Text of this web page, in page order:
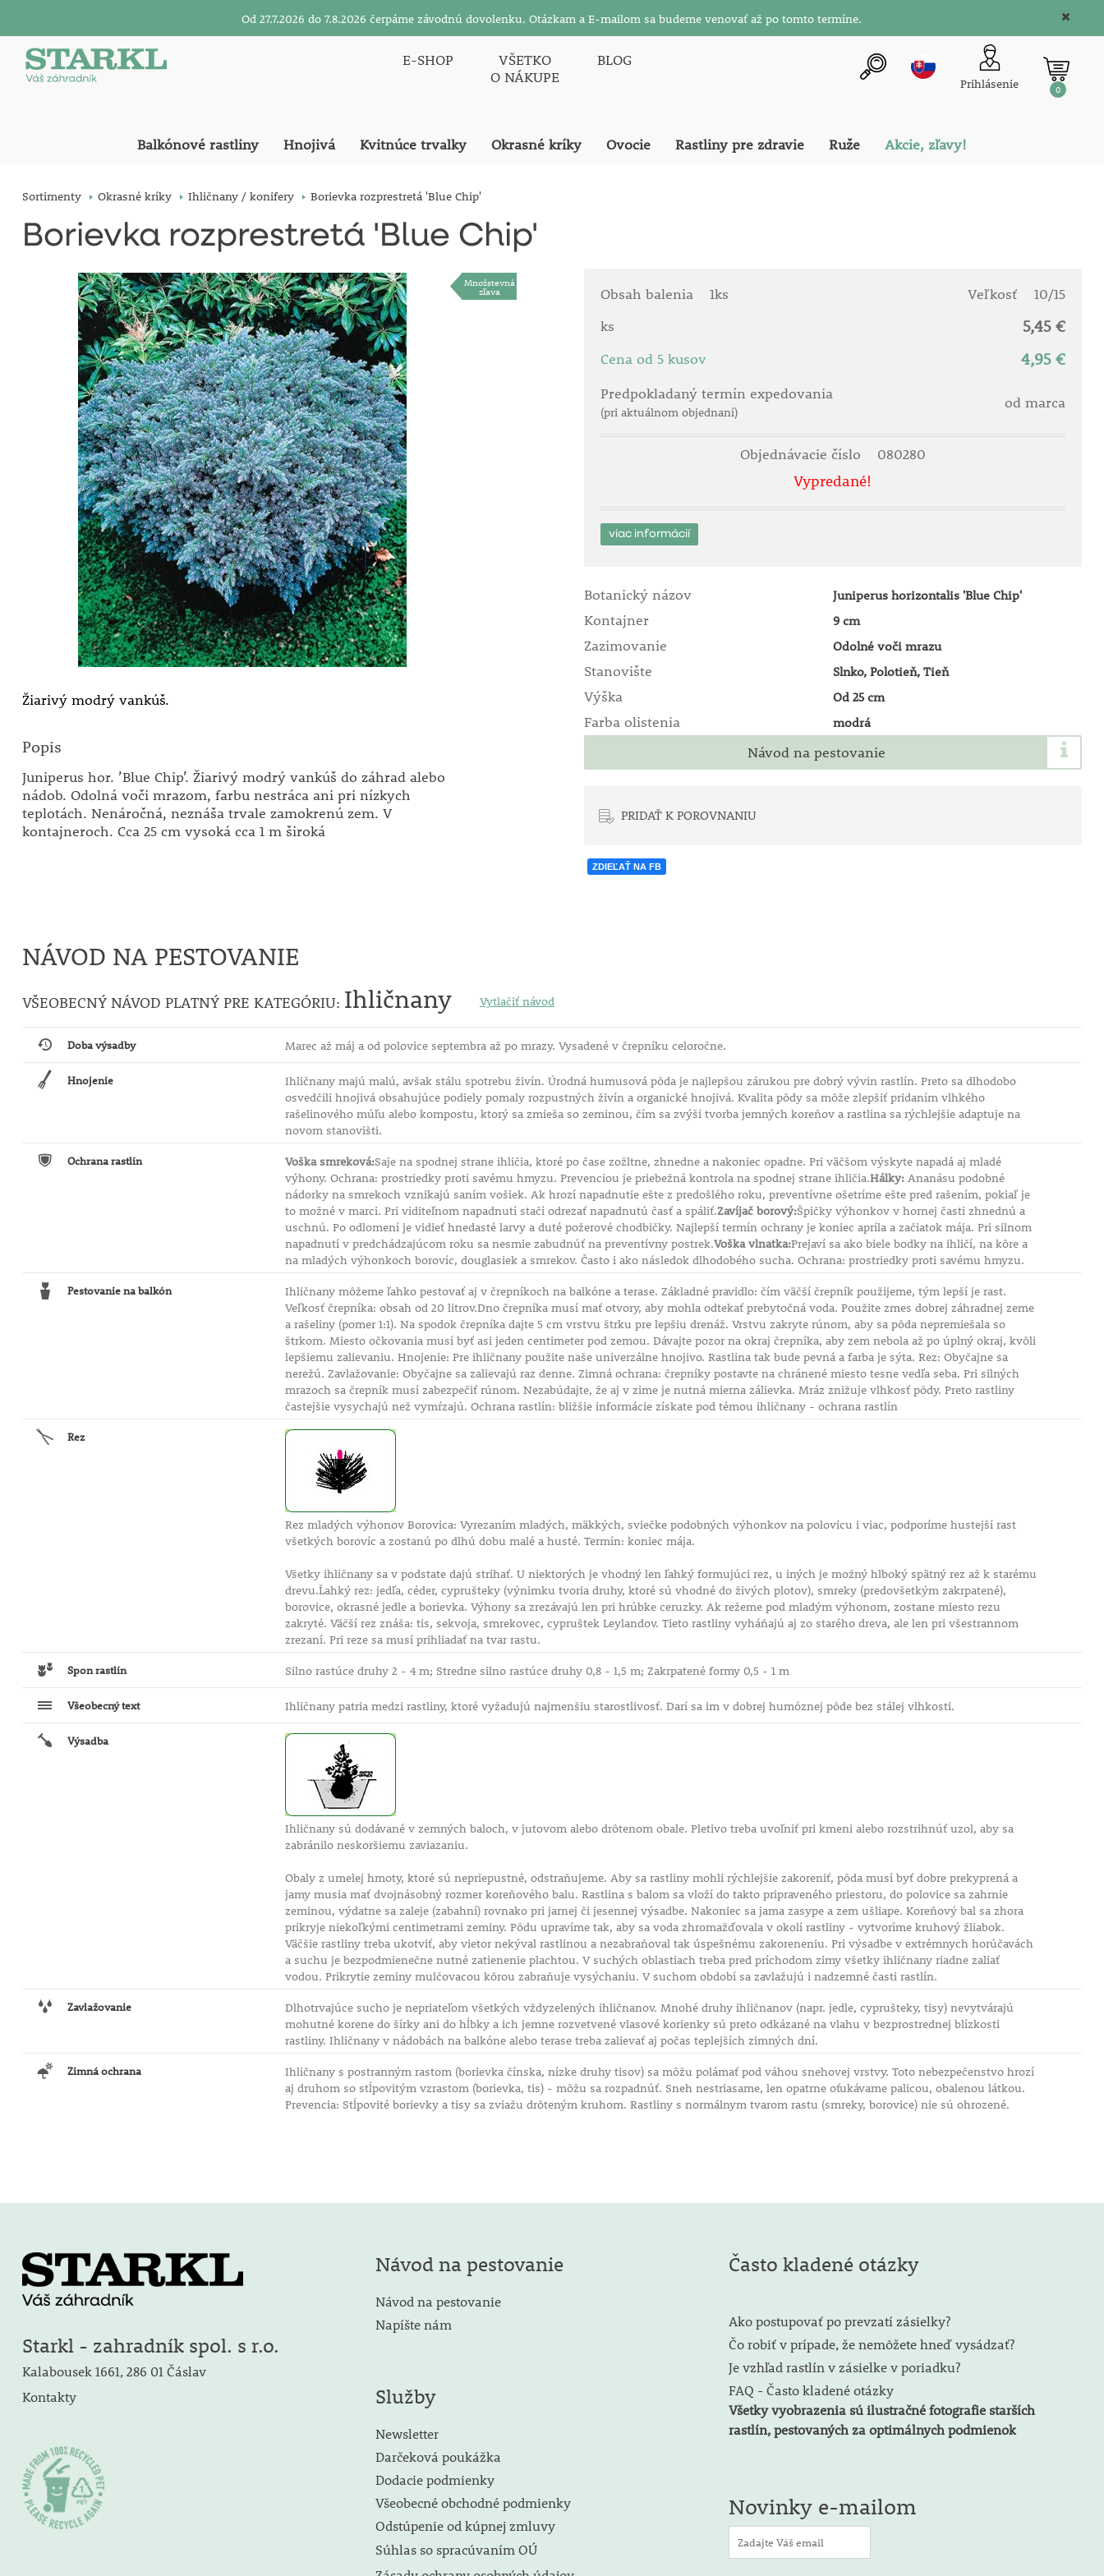
Od 27.7.2026 do 7.8.2026 čerpáme závodnú dovolenku. Otázkam a E-mailom sa budeme venovať až po tomto termíne.
E-SHOP
VŠETKO
O NÁKUPE
BLOG
Prihlásenie 0
Balkónové rastliny Hnojivá Kvitnúce trvalky Okrasné kríky Ovocie Rastliny pre zdravie Ruže Akcie, zľavy!
Sortimenty Okrasné kríky Ihličnany / konifery Borievka rozprestretá 'Blue Chip'
Borievka rozprestretá 'Blue Chip'
Množstevná
zľava
Žiarivý modrý vankúš.
Popis
Juniperus hor. ’Blue Chip’. Žiarivý modrý vankúš do záhrad alebo
nádob. Odolná voči mrazom, farbu nestráca ani pri nízkych
teplotách. Nenáročná, neznáša trvale zamokrenú zem. V
kontajneroch. Cca 25 cm vysoká cca 1 m široká
Obsah balenia 1ks Veľkosť
10/15
ks
5,45 €
Cena od 5 kusov 4,95 €
Predpokladaný termín expedovania
(pri aktuálnom objednaní)
od marca
Objednávacie číslo 080280
Vypredané!
viac informácií
Botanický názov Juniperus horizontalis 'Blue Chip'
Kontajner 9 cm
Zazimovanie Odolné voči mrazu
Stanovište Slnko, Polotieň, Tieň
Výška Od 25 cm
Farba olistenia modrá
Návod na pestovanie
PRIDAŤ K POROVNANIU
ZDIEĽAŤ NA FB
NÁVOD NA PESTOVANIE
VŠEOBECNÝ NÁVOD PLATNÝ PRE KATEGÓRIU: Ihličnany Vytlačiť návod
Doba výsadby Marec až máj a od polovice septembra až po mrazy. Vysadené v črepníku celoročne.
Hnojenie
Ihličnany majú malú, avšak stálu spotrebu živín. Úrodná humusová pôda je najlepšou zárukou pre dobrý vývin rastlín. Preto sa dlhodobo
osvedčili hnojivá obsahujúce podiely pomaly rozpustných živín a organické hnojivá. Kvalita pôdy sa môže zlepšiť pridaním vlhkého
rašelinového múľu alebo kompostu, ktorý sa zmieša so zeminou, čím sa zvýši tvorba jemných koreňov a rastlina sa rýchlejšie adaptuje na
novom stanovišti.
Ochrana rastlín Voška smreková:Saje na spodnej strane ihličia, ktoré po čase zožltne, zhnedne a nakoniec opadne. Pri väčšom výskyte napadá aj mladé
výhony. Ochrana: prostriedky proti savému hmyzu. Prevenciou je priebežná kontrola na spodnej strane ihličia.Hálky:Ananásu podobné
nádorky na smrekoch vznikajú saním vošiek. Ak hrozí napadnutie ešte z predošlého roku, preventívne ošetríme ešte pred rašením, pokiaľ je
to možné v marci. Pri viditeľnom napadnutí stačí odrezať napadnutú časť a spáliť.Zavíjač borový:Špičky výhonkov v hornej časti zhnednú a
uschnú. Po odlomení je vidieť hnedasté larvy a duté požerové chodbičky. Najlepší termín ochrany je koniec apríla a začiatok mája. Pri silnom
napadnutí v predchádzajúcom roku sa nesmie zabudnúť na preventívny postrek.Voška vlnatka:Prejaví sa ako biele bodky na ihličí, na kôre a
na mladých výhonkoch borovíc, douglasiek a smrekov. Často i ako následok dlhodobého sucha. Ochrana: prostriedky proti savému hmyzu.
Pestovanie na balkón
Ihličnany môžeme ľahko pestovať aj v črepníkoch na balkóne a terase. Základné pravidlo: čím väčší črepník použijeme, tým lepší je rast.
Veľkosť črepníka: obsah od 20 litrov.Dno črepníka musí mať otvory, aby mohla odtekať prebytočná voda. Použite zmes dobrej záhradnej zeme
a rašeliny (pomer 1:1). Na spodok črepníka dajte 5 cm vrstvu štrku pre lepšiu drenáž. Vrstvu zakryte rúnom, aby sa pôda nepremiešala so
štrkom. Miesto očkovania musí byť asi jeden centimeter pod zemou. Dávajte pozor na okraj črepníka, aby zem nebola až po úplný okraj, kvôli
lepšiemu zalievaniu. Hnojenie: Pre ihličnany použite naše univerzálne hnojivo. Rastlina tak bude pevná a farba je sýta. Rez: Obyčajne sa
nerežú. Zavlažovanie: Obyčajne sa zalievajú raz denne. Zimná ochrana: črepníky postavte na chránené miesto tesne vedľa seba. Pri silných
mrazoch sa črepník musí zabezpečiť rúnom. Nezabúdajte, že aj v zime je nutná mierna zálievka. Mráz znižuje vlhkosť pôdy. Preto rastliny
častejšie vysychajú než vymŕzajú. Ochrana rastlín: bližšie informácie získate pod témou ihličnany - ochrana rastlín
Rez
Rez mladých výhonov Borovica: Vyrezaním mladých, mäkkých, sviečke podobných výhonkov na polovicu i viac, podporíme hustejší rast
všetkých borovíc a zostanú po dlhú dobu malé a husté. Termín: koniec mája.
Všetky ihličnany sa v podstate dajú strihať. U niektorých je vhodný len ľahký formujúci rez, u iných je možný hlboký spätný rez až k starému
drevu.Ľahký rez: jedľa, céder, cyprušteky (výnimku tvoria druhy, ktoré sú vhodné do živých plotov), smreky (predovšetkým zakrpatené),
borovice, okrasné jedle a borievka. Výhony sa zrezávajú len pri hrúbke ceruzky. Ak režeme pod mladým výhonom, zostane miesto rezu
zakryté. Väčší rez znáša: tis, sekvoja, smrekovec, cypruštek Leylandov. Tieto rastliny vyháňajú aj zo starého dreva, ale len pri všestrannom
zrezaní. Pri reze sa musí prihliadať na tvar rastu.
Spon rastlín Silno rastúce druhy 2 - 4 m; Stredne silno rastúce druhy 0,8 - 1,5 m; Zakrpatené formy 0,5 - 1 m
Všeobecný text Ihličnany patria medzi rastliny, ktoré vyžadujú najmenšiu starostlivosť. Darí sa im v dobrej humóznej pôde bez stálej vlhkosti.
Výsadba
Ihličnany sú dodávané v zemných baloch, v jutovom alebo drôtenom obale. Pletivo treba uvoľniť pri kmeni alebo rozstrihnúť uzol, aby sa
zabránilo neskoršiemu zaviazaniu.
Obaly z umelej hmoty, ktoré sú nepriepustné, odstraňujeme. Aby sa rastliny mohli rýchlejšie zakoreniť, pôda musí byť dobre prekyprená a
jamy musia mať dvojnásobný rozmer koreňového balu. Rastlina s balom sa vloží do takto pripraveného priestoru, do polovice sa zahrnie
zeminou, výdatne sa zaleje (zabahní) rovnako pri jarnej či jesennej výsadbe. Nakoniec sa jama zasype a zem ušliape. Koreňový bal sa zhora
prikryje niekoľkými centimetrami zeminy. Pôdu upravíme tak, aby sa voda zhromažďovala v okolí rastliny - vytvoríme kruhový žliabok.
Väčšie rastliny treba ukotviť, aby vietor nekýval rastlinou a nezabraňoval tak úspešnému zakoreneniu. Pri výsadbe v extrémnych horúčavách
a suchu je bezpodmienečne nutné zatienenie plachtou. V suchých oblastiach treba pred príchodom zimy všetky ihličnany riadne zaliať
vodou. Prikrytie zeminy mulčovacou kôrou zabraňuje vysýchaniu. V suchom období sa zavlažujú i nadzemné časti rastlín.
Zavlažovanie
Dlhotrvajúce sucho je nepriateľom všetkých vždyzelených ihličnanov. Mnohé druhy ihličnanov (napr. jedle, cyprušteky, tisy) nevytvárajú
mohutné korene do šírky ani do hĺbky a ich jemne rozvetvené vlasové korienky sú preto odkázané na vlahu v bezprostrednej blízkosti
rastliny. Ihličnany v nádobách na balkóne alebo terase treba zalievať aj počas teplejších zimných dní.
Zimná ochrana
Ihličnany s postranným rastom (borievka čínska, nízke druhy tisov) sa môžu polámať pod váhou snehovej vrstvy. Toto nebezpečenstvo hrozí
aj druhom so stĺpovitým vzrastom (borievka, tis) - môžu sa rozpadnúť. Sneh nestriasame, len opatrne oťukávame palicou, obalenou látkou.
Prevencia: Stĺpovité borievky a tisy sa zviažu drôteným kruhom. Rastliny s normálnym tvarom rastu (smreky, borovice) nie sú ohrozené.
Starkl - zahradník spol. s r.o.
Kalabousek 1661, 286 01 Čáslav
Kontakty
Návod na pestovanie
Návod na pestovanie
Napíšte nám
Služby
Newsletter
Darčeková poukážka
Dodacie podmienky
Všeobecné obchodné podmienky
Odstúpenie od kúpnej zmluvy
Súhlas so spracúvaním OÚ
Často kladené otázky
Ako postupovať po prevzatí zásielky?
Čo robiť v prípade, že nemôžete hneď vysádzať?
Je vzhľad rastlín v zásielke v poriadku?
FAQ - Často kladené otázky
Všetky vyobrazenia sú ilustračné fotografie starších
rastlín, pestovaných za optimálnych podmienok
Novinky e-mailom